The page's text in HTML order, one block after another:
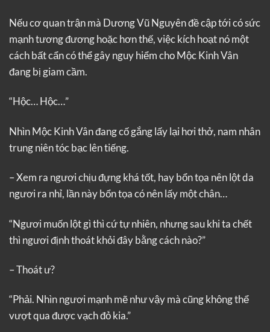
Nếu cơ quan trận mà Dương Vũ Nguyên đề cập tới có sức
mạnh tương đương hoặc hơn thế, việc kích hoạt nó một
cách bất cẩn có thể gây nguy hiểm cho Mộc Kinh Vân
đang bị giam cầm.
“Hộc… Hộc…”
Nhìn Mộc Kinh Vân đang cố gắng lấy lại hơi thở, nam nhân
trung niên tóc bạc lên tiếng.
– Xem ra ngươi chịu đựng khá tốt, hay bổn tọa nên lột da
ngươi ra nhỉ, lần này bổn tọa có nên lấy một chân…
“Ngươi muốn lột gì thì cứ tự nhiên, nhưng sau khi ta chết
thì ngươi định thoát khỏi đây bằng cách nào?”
– Thoát ư?
“Phải. Nhìn ngươi mạnh mẽ như vậy mà cũng không thể
vượt qua được vạch đỏ kia.”